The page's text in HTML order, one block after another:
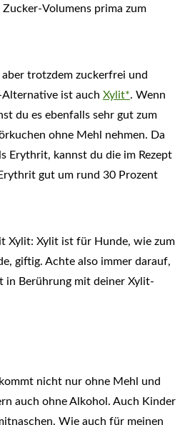
Volumens prima zum
trotzdem zuckerfrei und
ist auch Xylit*. Wenn
du es ebenfalls sehr gut zum
ohne Mehl nehmen. Da
Erythrit, kannst du die im Rezept
gut um rund 30 Prozent
Xylit: Xylit ist für Hunde, wie zum
giftig. Achte also immer darauf,
in Berührung mit deiner Xylit-
nicht nur ohne Mehl und
auch ohne Alkohol. Auch Kinder
Wie auch für meinen